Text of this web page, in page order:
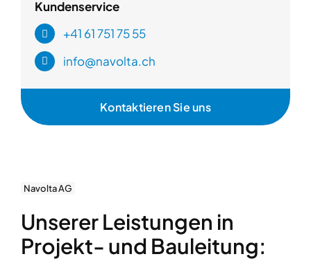
Kundenservice
+41 61 751 75 55
info@navolta.ch
Kontaktieren Sie uns
Navolta AG
Unserer Leistungen in
Projekt- und Bauleitung: